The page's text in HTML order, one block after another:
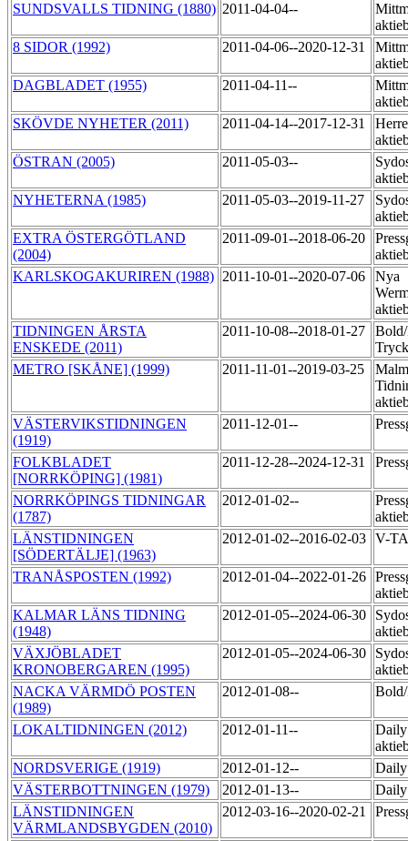
SUNDSVALLS TIDNING (1880) 2011-04-04--
8 SIDOR (1992)
2011-04-06--2020-12-31
DAGBLADET (1955)
2011-04-11--
SKÖVDE NYHETER (2011)
2011-04-14--2017-12-31
ÖSTRAN (2005)
2011-05-03--
NYHETERNA (1985)
2011-05-03--2019-11-27
EXTRA ÖSTERGÖTLAND
(2004)
2011-09-01--2018-06-20
KARLSKOGAKURIREN (1988) 2011-10-01--2020-07-06
Nya
TIDNINGEN ÅRSTA
ENSKEDE (2011)
2011-10-08--2018-01-27
METRO [SKÅNE] (1999)
2011-11-01--2019-03-25
VÄSTERVIKSTIDNINGEN
(1919)
2011-12-01--
FOLKBLADET
[NORRKÖPING] (1981)
2011-12-28--2024-12-31
NORRKÖPINGS TIDNINGAR
(1787)
2012-01-02--
LÄNSTIDNINGEN
[SÖDERTÄLJE] (1963)
2012-01-02--2016-02-03 V-
TRANÅSPOSTEN (1992) 2012-01-04--2022-01-26
KALMAR LÄNS TIDNING
(1948)
2012-01-05--2024-06-30
VÄXJÖBLADET
KRONOBERGAREN (1995)
2012-01-05--2024-06-30
NACKA VÄRMDÖ POSTEN
(1989)
2012-01-08--
LOKALTIDNINGEN (2012) 2012-01-11--
NORDSVERIGE (1919)
2012-01-12--
VÄSTERBOTTNINGEN (1979)
2012-01-13--
LÄNSTIDNINGEN
VÄRMLANDSBYGDEN (2010)
2012-03-16--2020-02-21